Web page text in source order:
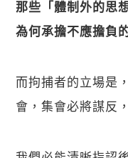
那些「體制外的思
為何承擔不應擔負
而拘捕者的立場是
會，集會必將謀反